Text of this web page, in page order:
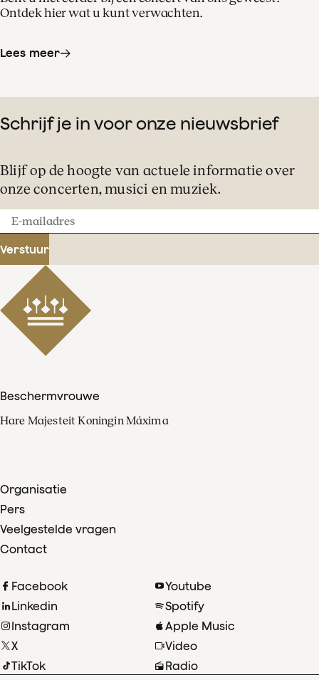
Ontdek hier wat u kunt verwachten.
Lees meer
Schrijf je in voor onze nieuwsbrief
Blijf op de hoogte van actuele informatie over
onze concerten, musici en muziek.
E-
mailadres
Verstuur
Beschermvrouwe
Hare Majesteit Koningin Máxima
Organisatie
Pers
Veelgestelde vragen
Contact
Facebook
Linkedin
Instagram
X
TikTok
Youtube
Spotify
Apple Music
Video
Radio